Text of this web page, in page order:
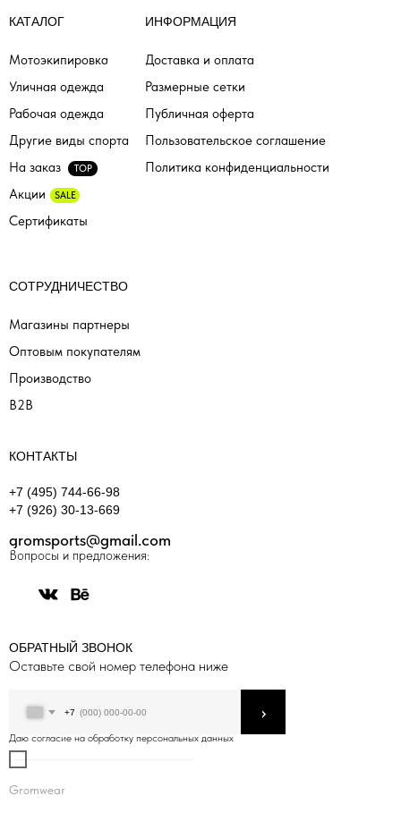
КАТАЛОГ
Мотоэкипировка
Уличная одежда
Рабочая одежда
На заказ TOP
ИНФОРМАЦИЯ
Доставка и оплата
Производство
Размерные сетки
Публичная оферта
Пользовательское соглашение
СОТРУДНИЧЕСТВО
Магазины партнеры
Оптовым покупателям
Акции SALE
КОНТАКТЫ
+7 (495) 744-66-98
+7 (926) 30-13-669
gromsports@gmail.com
Gromwear
Вопросы и предложения:
ОБРАТНЫЙ ЗВОНОК
Оставьте свой номер телефона ниже
+7
Даю согласие на обработку персональных данных
›
Политика конфиденциальности
Сертификаты
Другие виды спорта
B2B